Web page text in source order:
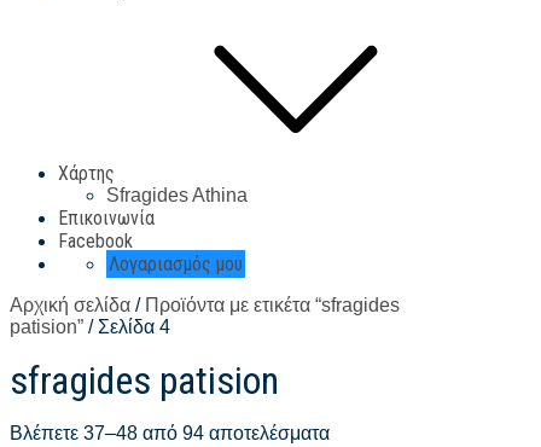
Χάρτης
Sfragides Athina
Επικοινωνία
Facebook
Λογαριασμός μου
Αρχική σελίδα / Προϊόντα με ετικέτα “sfragides
patision” / Σελίδα 4
sfragides patision
Βλέπετε 37–48 από 94 αποτελέσματα